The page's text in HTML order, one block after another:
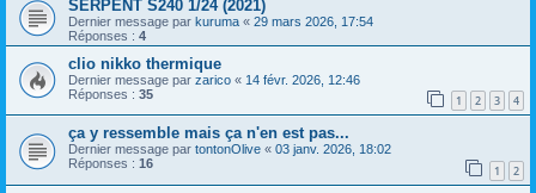
SERPENT S240 1/24 (2021)
Dernier message par kuruma « 29 mars 2026, 17:54
Réponses : 4
clio nikko thermique
Dernier message par zarico « 14 févr. 2026, 12:46
Réponses : 35 1 2 3 4
ça y ressemble mais ça n'en est pas...
Dernier message par tontonOlive « 03 janv. 2026, 18:02
Réponses : 16 1 2